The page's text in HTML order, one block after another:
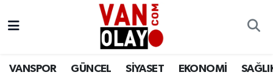
VANSPOR GÜNCEL SİYASET EKONOMİ
Van Nöbetçi Eczaneler